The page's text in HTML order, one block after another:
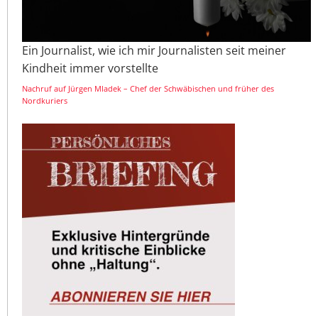
Ein Journalist, wie ich mir Journalisten seit meiner
Kindheit immer vorstellte
Nachruf auf Jürgen Mladek – Chef der Schwäbischen und früher des
Nordkuriers